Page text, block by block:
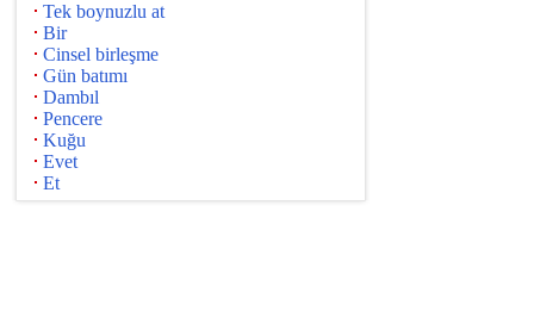
Tek boynuzlu at
Bir
Cinsel birleşme
Gün batımı
Dambıl
Pencere
Kuğu
Evet
Et